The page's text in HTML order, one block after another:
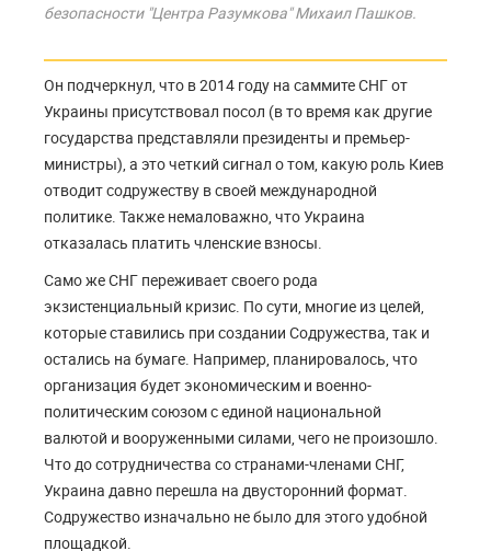
безопасности "Центра Разумкова" Михаил Пашков.
Он подчеркнул, что в 2014 году на саммите СНГ от
Украины присутствовал посол (в то время как другие
государства представляли президенты и премьер-
министры), а это четкий сигнал о том, какую роль Киев
отводит содружеству в своей международной
политике. Также немаловажно, что Украина
отказалась платить членские взносы.
Само же СНГ переживает своего рода
экзистенциальный кризис. По сути, многие из целей,
которые ставились при создании Содружества, так и
остались на бумаге. Например, планировалось, что
организация будет экономическим и военно-
политическим союзом с единой национальной
валютой и вооруженными силами, чего не произошло.
Что до сотрудничества со странами-членами СНГ,
Украина давно перешла на двусторонний формат.
Содружество изначально не было для этого удобной
площадкой.